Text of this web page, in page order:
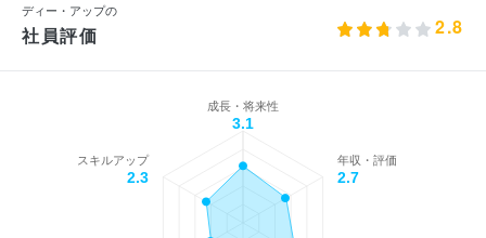
ディー・アップの
社員評価 2.8
成長・将来性
3.1
年収・評価
2.7
スキルアップ
2.3